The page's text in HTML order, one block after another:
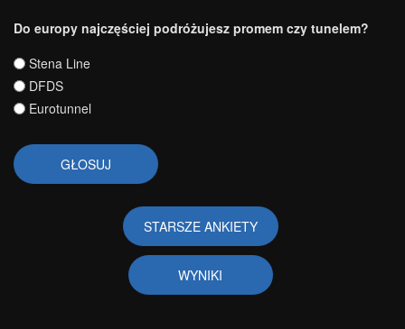
Do europy najczęściej podróżujesz promem czy tunelem?
Wybory
Stena Line
DFDS
Eurotunnel
STARSZE ANKIETY
WYNIKI